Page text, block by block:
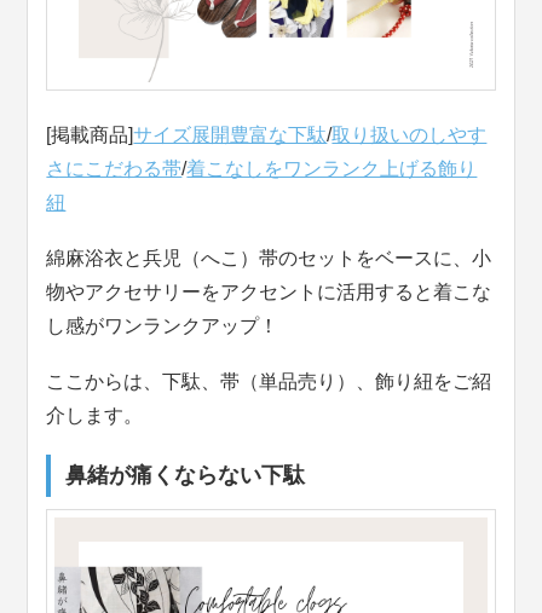
[掲載商品]サイズ展開豊富な下駄/取り扱いのしやす
さにこだわる帯/着こなしをワンランク上げる飾り
紐
綿麻浴衣と兵児（へこ）帯のセットをベースに、小
物やアクセサリーをアクセントに活用すると着こな
し感がワンランクアップ！
ここからは、下駄、帯（単品売り）、飾り紐をご紹
介します。
鼻緒が痛くならない下駄